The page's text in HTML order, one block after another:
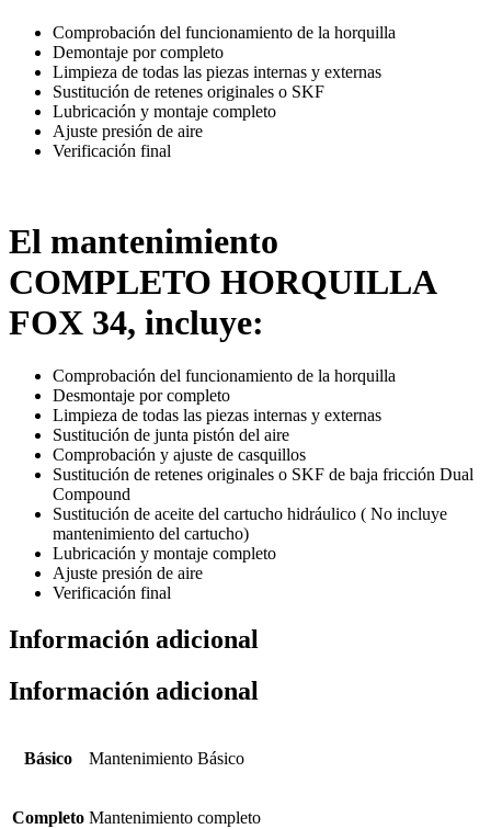
Comprobación del funcionamiento de la horquilla
Demontaje por completo
Limpieza de todas las piezas internas y externas
Sustitución de retenes originales o SKF
Lubricación y montaje completo
Ajuste presión de aire
Verificación final
El mantenimiento
COMPLETO HORQUILLA
FOX 34, incluye:
Comprobación del funcionamiento de la horquilla
Desmontaje por completo
Limpieza de todas las piezas internas y externas
Sustitución de junta pistón del aire
Comprobación y ajuste de casquillos
Sustitución de retenes originales o SKF de baja fricción Dual
Compound
Sustitución de aceite del cartucho hidráulico ( No incluye
mantenimiento del cartucho)
Lubricación y montaje completo
Ajuste presión de aire
Verificación final
Información adicional
Información adicional
Básico Mantenimiento Básico
Completo Mantenimiento completo